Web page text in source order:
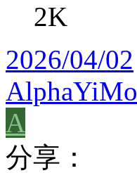
2K
2026/04/02
AlphaYiMo
A
分享：